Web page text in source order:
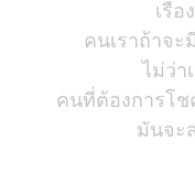
เรื่
คนเราถ้าจ
ไม่ว่า
คนที่ต้องการโ
มันจะ